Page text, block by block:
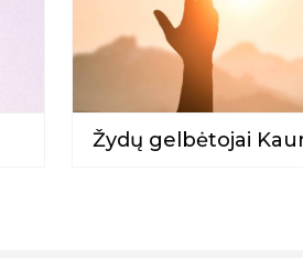
Žydų gelbėtojai